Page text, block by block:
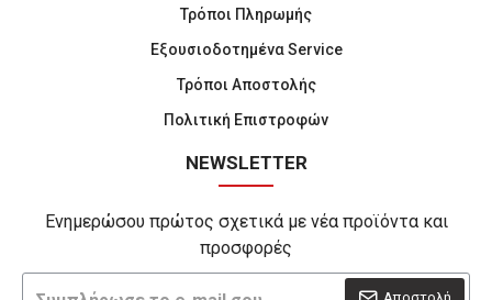
Τρόποι Πληρωμής
Εξουσιοδοτημένα Service
Τρόποι Αποστολής
Πολιτική Επιστροφών
NEWSLETTER
Ενημερώσου πρώτος σχετικά με νέα προϊόντα και
προσφορές